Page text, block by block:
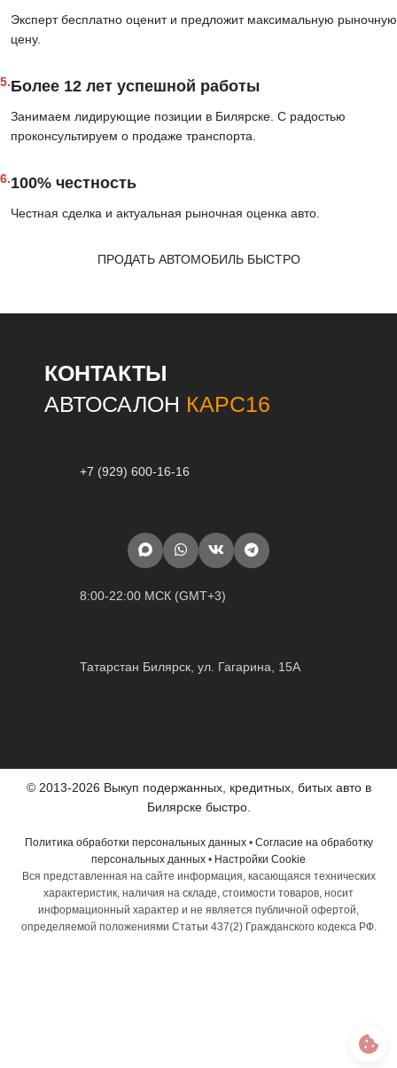
Эксперт бесплатно оценит и предложит максимальную рыночную
цену.
5.Более 12 лет успешной работы
Занимаем лидирующие позиции в Билярске. С радостью
проконсультируем о продаже транспорта.
6.100% честность
Честная сделка и актуальная рыночная оценка авто.
ПРОДАТЬ АВТОМОБИЛЬ БЫСТРО
КОНТАКТЫ
АВТОСАЛОН КАРС16
+7 (929) 600-16-16
8:00-22:00 МСК (GMT+3)
Татарстан Билярск, ул. Гагарина, 15А
© 2013-2026 Выкуп подержанных, кредитных, битых авто в
Билярске быстро.
Политика обработки персональных данных• Согласие на обработку
персональных данных • Настройки Cookie
Вся представленная на сайте информация, касающаяся технических
характеристик, наличия на складе, стоимости товаров, носит
информационный характер и не является публичной офертой,
определяемой положениями Статьи 437(2) Гражданского кодекса РФ.